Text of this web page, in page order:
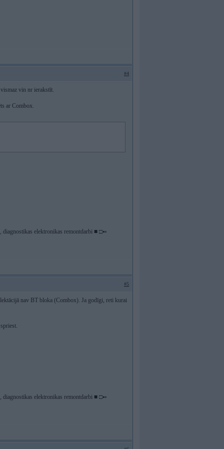
#4
vin nr ierakstīt.
ar Combox.
diagnostikas elektronikas remontdarbi ■ □▪▫
#5
nav BT bloka (Combox). Ja godīgi, reti kurai
diagnostikas elektronikas remontdarbi ■ □▪▫